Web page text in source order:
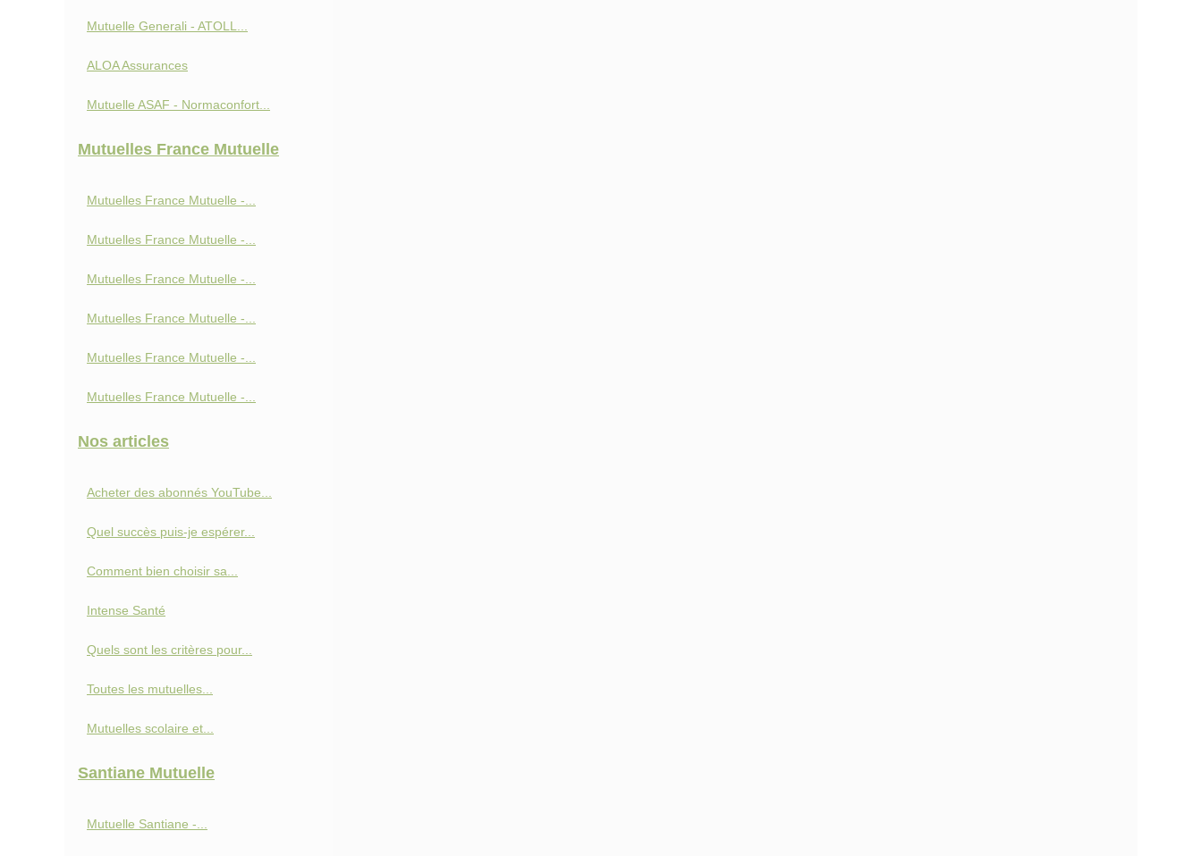
Mutuelle Generali - ATOLL...
ALOA Assurances
Mutuelle ASAF - Normaconfort...
Mutuelles France Mutuelle
Mutuelles France Mutuelle -...
Mutuelles France Mutuelle -...
Mutuelles France Mutuelle -...
Mutuelles France Mutuelle -...
Mutuelles France Mutuelle -...
Mutuelles France Mutuelle -...
Nos articles
Acheter des abonnés YouTube...
Quel succès puis-je espérer...
Comment bien choisir sa...
Intense Santé
Quels sont les critères pour...
Toutes les mutuelles...
Mutuelles scolaire et...
Santiane Mutuelle
Mutuelle Santiane -...